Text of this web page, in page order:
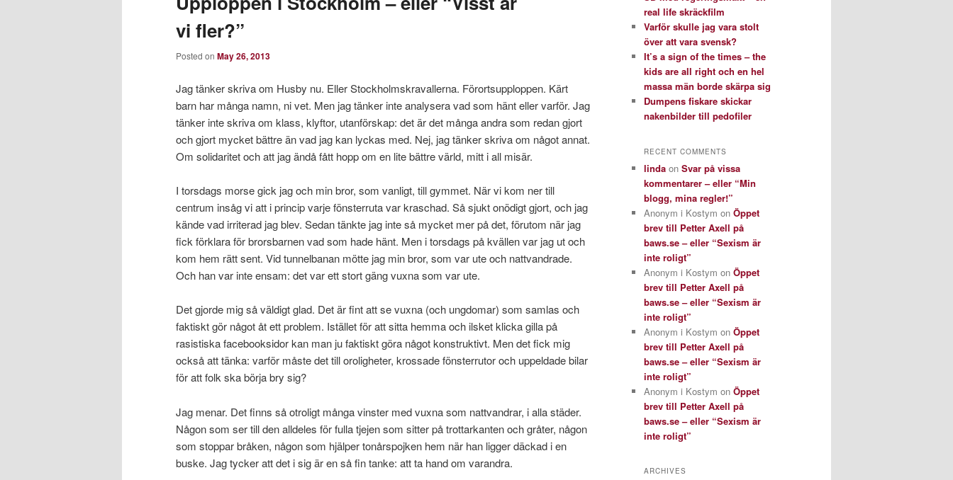
vi fler?”
Posted on May 26, 2013
Jag tänker skriva om Husby nu. Eller Stockholmskravallerna. Förortsupploppen. Kärt
barn har många namn, ni vet. Men jag tänker inte analysera vad som hänt eller varför. Jag
tänker inte skriva om klass, klyftor, utanförskap: det är det många andra som redan gjort
och gjort mycket bättre än vad jag kan lyckas med. Nej, jag tänker skriva om något annat.
Om solidaritet och att jag ändå fått hopp om en lite bättre värld, mitt i all misär.
I torsdags morse gick jag och min bror, som vanligt, till gymmet. När vi kom ner till
centrum insåg vi att i princip varje fönsterruta var kraschad. Så sjukt onödigt gjort, och jag
kände vad irriterad jag blev. Sedan tänkte jag inte så mycket mer på det, förutom när jag
fick förklara för brorsbarnen vad som hade hänt. Men i torsdags på kvällen var jag ut och
kom hem rätt sent. Vid tunnelbanan mötte jag min bror, som var ute och nattvandrade.
Och han var inte ensam: det var ett stort gäng vuxna som var ute.
Det gjorde mig så väldigt glad. Det är fint att se vuxna (och ungdomar) som samlas och
faktiskt gör något åt ett problem. Istället för att sitta hemma och ilsket klicka gilla på
rasistiska facebooksidor kan man ju faktiskt göra något konstruktivt. Men det fick mig
också att tänka: varför måste det till oroligheter, krossade fönsterrutor och uppeldade bilar
för att folk ska börja bry sig?
Jag menar. Det finns så otroligt många vinster med vuxna som nattvandrar, i alla städer.
Någon som ser till den alldeles för fulla tjejen som sitter på trottarkanten och gråter, någon
som stoppar bråken, någon som hjälper tonårspojken hem när han ligger däckad i en
buske. Jag tycker att det i sig är en så fin tanke: att ta hand om varandra.
real life skräckfilm
Varför skulle jag vara stolt
över att vara svensk?
It’s a sign of the times – the
kids are all right och en hel
massa män borde skärpa sig
Dumpens fiskare skickar
nakenbilder till pedofiler
RECENT COMMENTS
linda on Svar på vissa
kommentarer – eller “Min
blogg, mina regler!”
Anonym i Kostym on Öppet
brev till Petter Axell på
baws.se – eller “Sexism är
inte roligt”
Anonym i Kostym on Öppet
brev till Petter Axell på
baws.se – eller “Sexism är
inte roligt”
Anonym i Kostym on Öppet
brev till Petter Axell på
baws.se – eller “Sexism är
inte roligt”
Anonym i Kostym on Öppet
brev till Petter Axell på
baws.se – eller “Sexism är
inte roligt”
ARCHIVES